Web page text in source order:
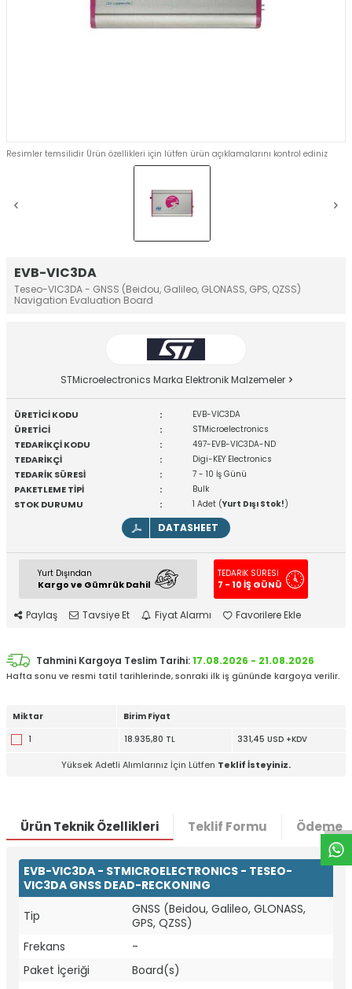
EVB-VIC3DA
Teseo-VIC3DA - GNSS (Beidou, Galileo, GLONASS, GPS, QZSS)
Navigation Evaluation Board
Resimler temsilidir Ürün özellikleri için lütfen ürün açıklamalarını kontrol ediniz
STMicroelectronics Marka Elektronik Malzemeler
ÜRETİCİ KODU : EVB-VIC3DA
ÜRETİCİ : STMicroelectronics
TEDARİKÇİ KODU : 497-EVB-VIC3DA-ND
TEDARİKÇİ : Digi-KEY Electronics
TEDARİK SÜRESİ : 7 - 10 İş Günü
PAKETLEME TİPİ : Bulk
STOK DURUMU : 1 Adet (Yurt Dışı Stok!)
DATASHEET
Yurt Dışından
Kargo ve Gümrük Dahil
TEDARİK SÜRESİ
7 - 10 İŞ GÜNÜ
Paylaş Tavsiye Et Fiyat Alarmı Favorilere Ekle
Tahmini Kargoya Teslim Tarihi:17.08.2026 - 21.08.2026
Hafta sonu ve resmi tatil tarihlerinde, sonraki ilk iş gününde kargoya verilir.
Miktar
Birim Fiyat
1
18.935,80 TL 331,45 USD +KDV
Yüksek Adetli Alımlarınız İçin Lütfen Teklif İsteyiniz.
Ürün Teknik Özellikleri Teklif Formu Ödeme
EVB-VIC3DA - STMICROELECTRONICS - TESEO-
VIC3DA GNSS DEAD-RECKONING
Tip
GNSS (Beidou, Galileo, GLONASS,
GPS, QZSS)
Frekans
-
Paket İçeriği
Board(s)